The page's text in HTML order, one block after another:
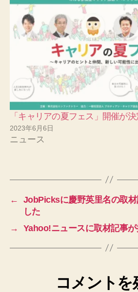
「キャリアの夏フェス」開催が
2023年6月6日
ニュース
←
JobPicksに慶野英里名の取
した
→
Yahoo!ニュースに取材記事
コメントを